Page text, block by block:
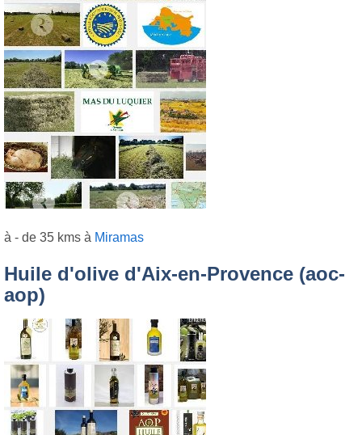
à - de 35 kms à Miramas
Huile d'olive d'Aix-en-Provence (aoc-
aop)